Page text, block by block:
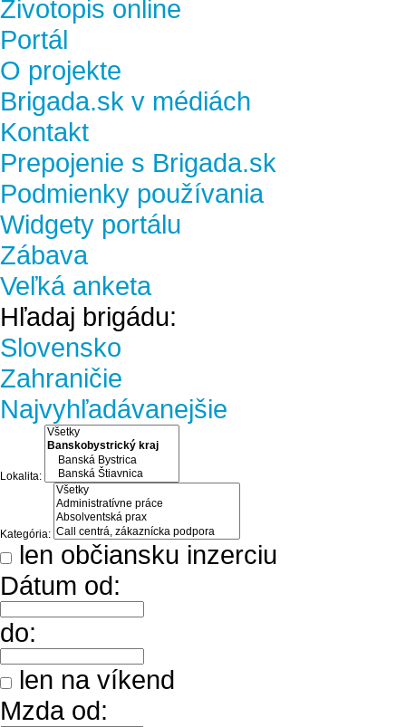
Životopis online
Portál
O projekte
Brigada.sk v médiách
Kontakt
Prepojenie s Brigada.sk
Podmienky používania
Widgety portálu
Zábava
Veľká anketa
Hľadaj brigádu:
Slovensko
Zahraničie
Najvyhľadávanejšie
Lokalita:
Kategória:
len občiansku inzerciu
Dátum od:
do:
len na víkend
Mzda od: